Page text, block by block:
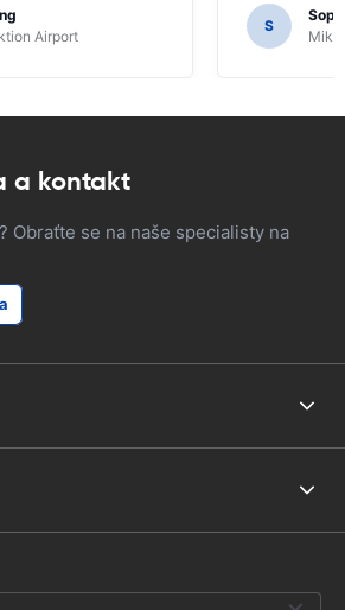
Airport
S
a kontakt
Obraťte se na naše specialisty na